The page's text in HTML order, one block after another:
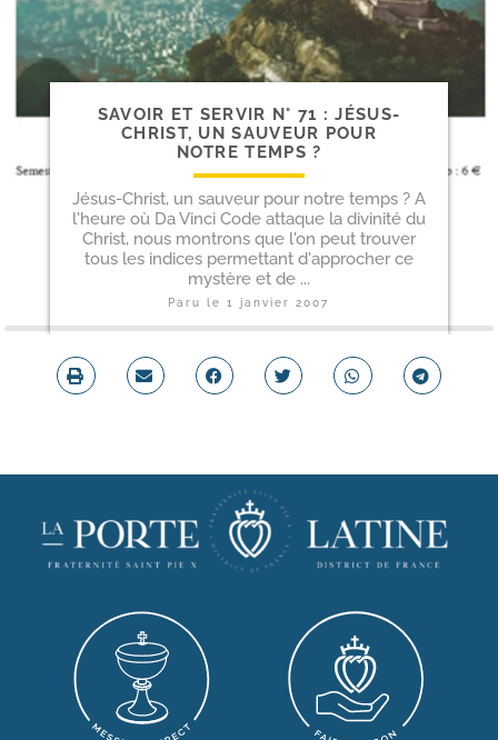
SAVOIR ET SERVIR N° 71 : JÉSUS-​
CHRIST, UN SAUVEUR POUR
NOTRE TEMPS ?
Jésus-Christ, un sauveur pour notre temps ? A
l'heure où Da Vinci Code attaque la divinité du
Christ, nous montrons que l'on peut trouver
tous les indices permettant d'approcher ce
mystère et de ...
Paru le1 janvier 2007